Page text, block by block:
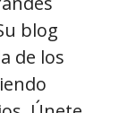
blog
de los